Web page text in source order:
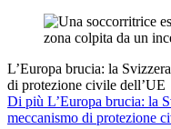
L’Europa brucia: la
di protezione civile dell’UE
Di più L’Europa brucia: la
meccanismo di protezione